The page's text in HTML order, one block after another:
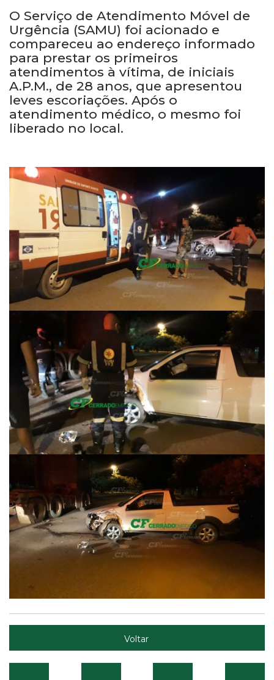
O Serviço de Atendimento Móvel de
Urgência (SAMU) foi acionado e
compareceu ao endereço informado
para prestar os primeiros
atendimentos à vítima, de iniciais
A.P.M., de 28 anos, que apresentou
leves escoriações. Após o
atendimento médico, o mesmo foi
liberado no local.
Voltar